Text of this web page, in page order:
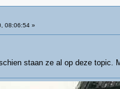
08:06:54 »
staan ze al op deze topic.